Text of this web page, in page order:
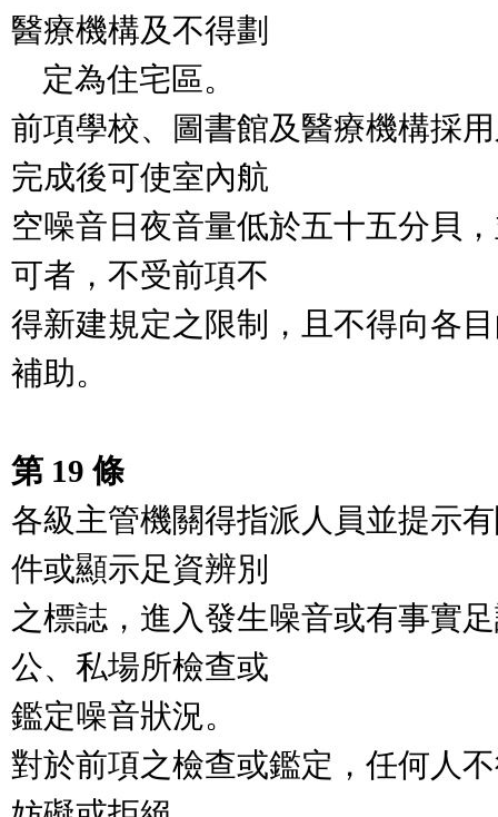
醫療機構及不得劃
前項學校、圖書館及醫療機構採
完成後可使室內航
空噪音日夜音量低於五十五分貝
可者，不受前項不
得新建規定之限制，且不得向各
補助。
第 19 條
各級主管機關得指派人員並提示
件或顯示足資辨別
之標誌，進入發生噪音或有事實
公、私場所檢查或
鑑定噪音狀況。
對於前項之檢查或鑑定，任何人